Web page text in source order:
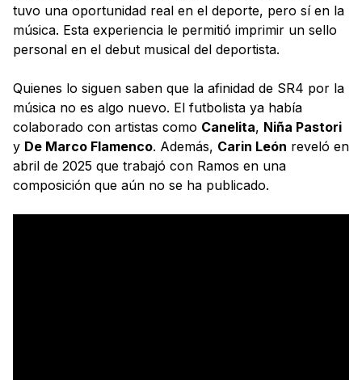
tuvo una oportunidad real en el deporte, pero sí en la
música. Esta experiencia le permitió imprimir un sello
personal en el debut musical del deportista.
Quienes lo siguen saben que la afinidad de SR4 por la
música no es algo nuevo. El futbolista ya había
colaborado con artistas como Canelita, Niña Pastori
y De Marco Flamenco. Además, Carin León reveló en
abril de 2025 que trabajó con Ramos en una
composición que aún no se ha publicado.